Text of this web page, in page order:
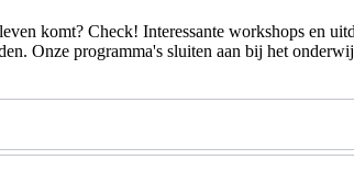
komt? Check! Interessante workshops en
Onze programma's sluiten aan bij het